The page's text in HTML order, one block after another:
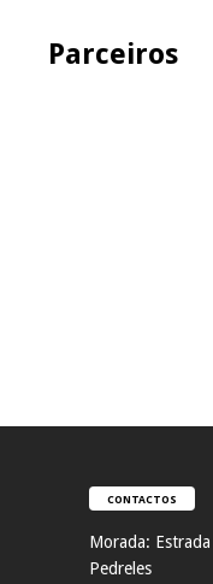
Parceiros
CONTACTOS
Morada:
Pedreles